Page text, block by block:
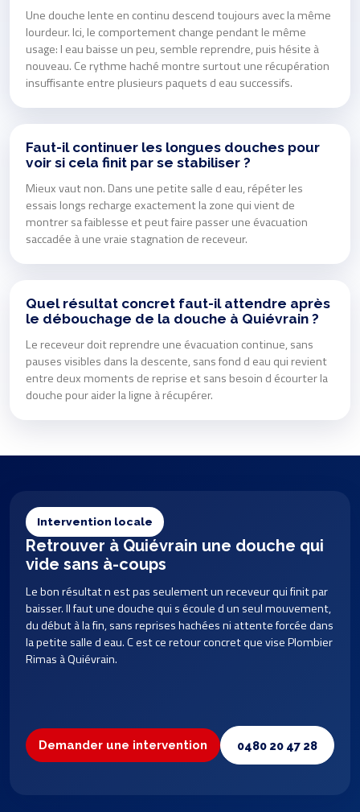
Une douche lente en continu descend toujours avec la même
lourdeur. Ici, le comportement change pendant le même
usage: l eau baisse un peu, semble reprendre, puis hésite à
nouveau. Ce rythme haché montre surtout une récupération
insuffisante entre plusieurs paquets d eau successifs.
Faut-il continuer les longues douches pour
voir si cela finit par se stabiliser ?
Mieux vaut non. Dans une petite salle d eau, répéter les
essais longs recharge exactement la zone qui vient de
montrer sa faiblesse et peut faire passer une évacuation
saccadée à une vraie stagnation de receveur.
Quel résultat concret faut-il attendre après
le débouchage de la douche à Quiévrain ?
Le receveur doit reprendre une évacuation continue, sans
pauses visibles dans la descente, sans fond d eau qui revient
entre deux moments de reprise et sans besoin d écourter la
douche pour aider la ligne à récupérer.
Intervention locale
Retrouver à Quiévrain une douche qui
vide sans à-coups
Le bon résultat n est pas seulement un receveur qui finit par
baisser. Il faut une douche qui s écoule d un seul mouvement,
du début à la fin, sans reprises hachées ni attente forcée dans
la petite salle d eau. C est ce retour concret que vise Plombier
Rimas à Quiévrain.
Demander une intervention 0480 20 47 28